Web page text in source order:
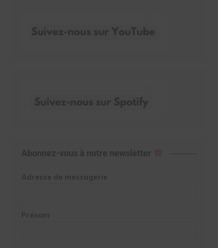
Abonnez-vous à notre newsletter
Adresse de messagerie
Prénom